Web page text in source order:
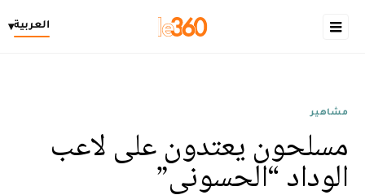
العربية▾
مشاهير
مسلحون يعتدون على لاعب
الوداد “الحسوني”